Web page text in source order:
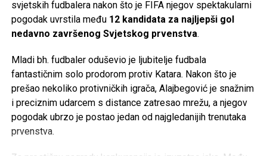
Tweet Share
Mail
svjetskih fudbalera nakon što je FIFA njegov spektakularni
pogodak uvrstila među 12 kandidata za najljepši gol
nedavno završenog Svjetskog prvenstva.
Mladi bh. fudbaler oduševio je ljubitelje fudbala
fantastičnim solo prodorom protiv Katara. Nakon što je
prešao nekoliko protivničkih igrača, Alajbegović je snažnim
i preciznim udarcem s distance zatresao mrežu, a njegov
pogodak ubrzo je postao jedan od najgledanijih trenutaka
prvenstva.